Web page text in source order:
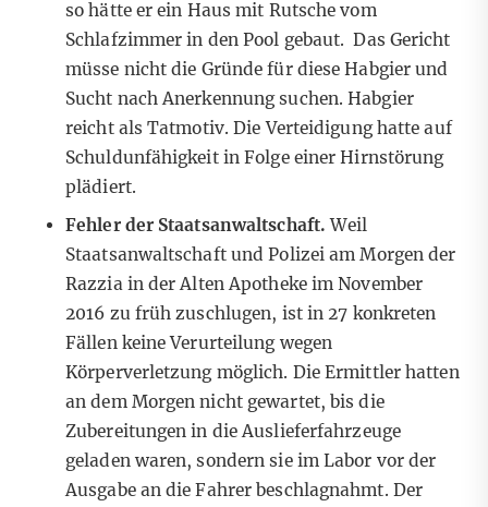
so hätte er ein Haus mit Rutsche vom
Schlafzimmer in den Pool gebaut. Das Gericht
müsse nicht die Gründe für diese Habgier und
Sucht nach Anerkennung suchen. Habgier
reicht als Tatmotiv. Die Verteidigung hatte auf
Schuldunfähigkeit in Folge einer Hirnstörung
plädiert.
Fehler der Staatsanwaltschaft. Weil
Staatsanwaltschaft und Polizei am Morgen der
Razzia in der Alten Apotheke im November
2016 zu früh zuschlugen, ist in 27 konkreten
Fällen keine Verurteilung wegen
Körperverletzung möglich. Die Ermittler hatten
an dem Morgen nicht gewartet, bis die
Zubereitungen in die Auslieferfahrzeuge
geladen waren, sondern sie im Labor vor der
Ausgabe an die Fahrer beschlagnahmt. Der